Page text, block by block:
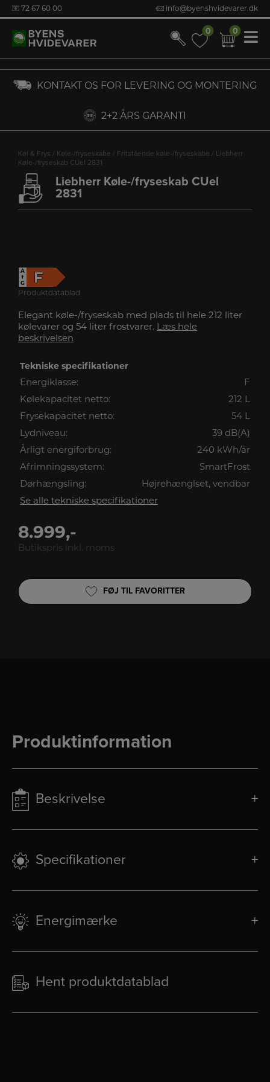
72 67 60 00 info@byenshvidevarer.dk
0
0 0
0
KONTAKT OS FOR LEVERING OG MONTERING
2+2 ÅRS GARANTI
Køl & Frys / Køle-/fryseskabe / Fritstående køle-/fryseskabe / Liebherr
Køle-/fryseskab CUel 2831
Liebherr Køle-/fryseskab CUel
2831
A
↑
G
F
Produktdatablad
Elegant køle-/fryseskab med plads til hele 212 liter
kølevarer og 54 liter frostvarer. Læs hele
beskrivelsen
Tekniske specifikationer
Energiklasse:
F
Kølekapacitet netto:
212 L
Frysekapacitet netto:
54 L
Lydniveau:
39 dB(A)
Årligt energiforbrug:
240 kWh/år
Afrimningssystem:
SmartFrost
Dørhængsling:
Højrehænglset, vendbar
Se alle tekniske specifikationer
8.999,-
Butikspris inkl. moms
FØJ TIL FAVORITTER
Produktinformation
Beskrivelse
Specifikationer
Energimærke
Hent produktdatablad